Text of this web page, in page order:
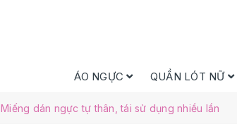
ÁO NGỰC QUẦN LÓT NỮ
Miếng dán ngực tự thân, tái sử dụng nhiều lần